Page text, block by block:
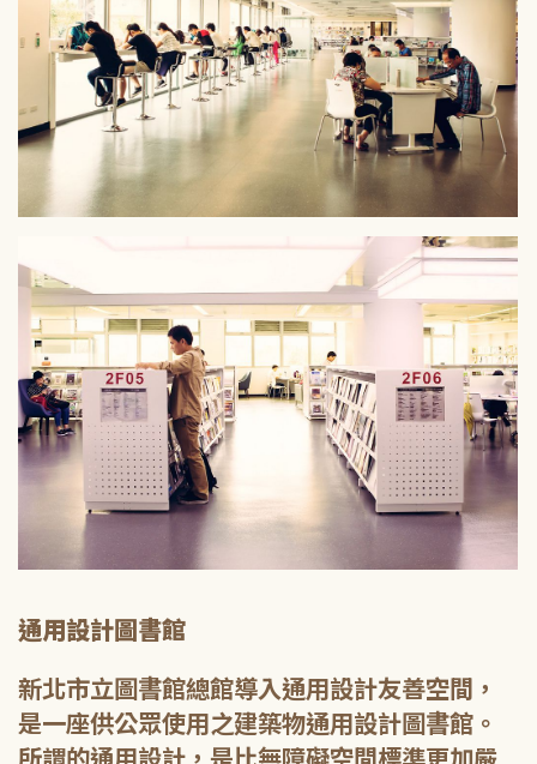
通用設計圖書館
新北市立圖書館總館導入通用設計友善空間，
是一座供公眾使用之建築物通用設計圖書館。